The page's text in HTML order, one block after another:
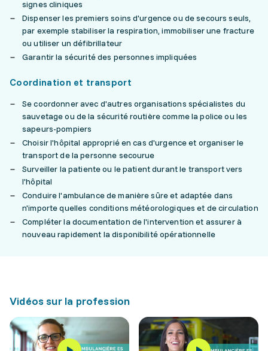
signes cliniques
Dispenser les premiers soins d'urgence ou de secours seuls,
par exemple stabiliser la respiration, immobiliser une fracture
ou utiliser un défibrillateur
Garantir la sécurité des personnes impliquées
Coordination et transport
Se coordonner avec d'autres organisations spécialistes du
sauvetage ou de la sécurité routière comme la police ou les
sapeurs-pompiers
Choisir l'hôpital approprié en cas d'urgence et organiser le
transport de la personne secourue
Surveiller la patiente ou le patient durant le transport vers
l'hôpital
Conduire l'ambulance de manière sûre et adaptée dans
n'importe quelles conditions météorologiques et de circulation
Compléter la documentation de l'intervention et assurer à
nouveau rapidement la disponibilité opérationnelle
Vidéos sur la profession